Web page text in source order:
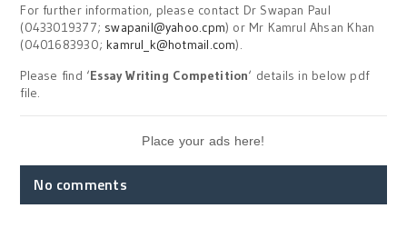
For further information, please contact Dr Swapan Paul
(0433019377; swapanil@yahoo.cpm) or Mr Kamrul Ahsan Khan
(0401683930;kamrul_k@hotmail.com).
Please find ‘Essay Writing Competition‘ details in below pdf
file.
Place your ads here!
No comments